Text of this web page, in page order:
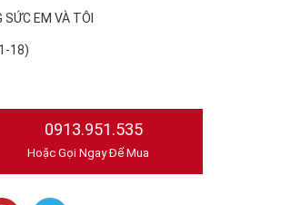
EM VÀ TÔI
18)
0913.951.535
Hoặc Gọi Ngay Để Mua